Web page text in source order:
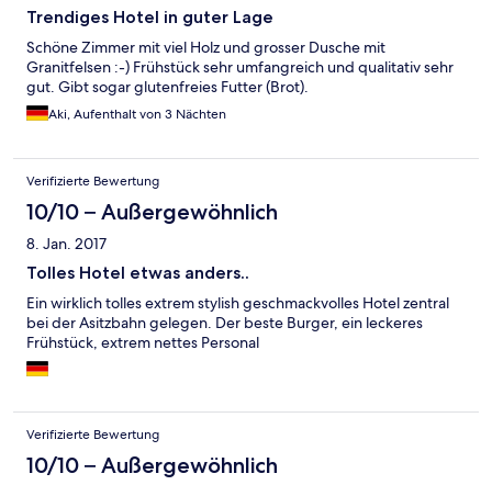
Trendiges Hotel in guter Lage
Schöne Zimmer mit viel Holz und grosser Dusche mit
Granitfelsen :-) Frühstück sehr umfangreich und qualitativ sehr
gut. Gibt sogar glutenfreies Futter (Brot).
Aki, Aufenthalt von 3 Nächten
Verifizierte Bewertung
10/10 – Außergewöhnlich
8. Jan. 2017
Tolles Hotel etwas anders..
Ein wirklich tolles extrem stylish geschmackvolles Hotel zentral
bei der Asitzbahn gelegen. Der beste Burger, ein leckeres
Frühstück, extrem nettes Personal
Verifizierte Bewertung
10/10 – Außergewöhnlich